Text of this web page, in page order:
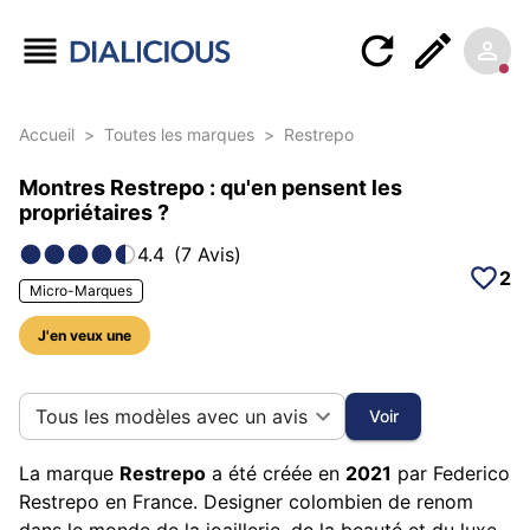
Accueil > Toutes les marques > Restrepo
Montres Restrepo : qu'en pensent les
propriétaires ?
4.4 (7 Avis)
Micro-Marques
J'en veux une
2
35 photos sur cette marque
Tous les modèles avec un avis Voir
La marque Restrepo a été créée en 2021 par Federico
Restrepo en France. Designer colombien de renom